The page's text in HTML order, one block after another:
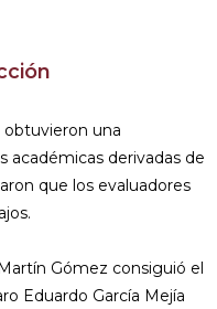
una
académicas derivadas de
que los evaluadores
Gómez consiguió el
Eduardo García Mejía